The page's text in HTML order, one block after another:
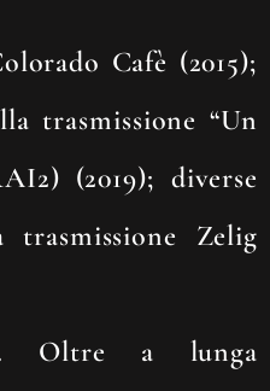
Cafè (2015);
trasmissione “Un
(2019); diverse
trasmissione Zelig
Oltre a lunga